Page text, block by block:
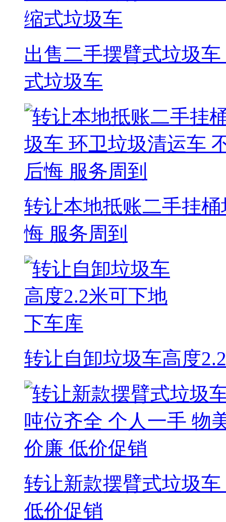
出售二手摆臂式垃圾
式垃圾车
转让本地抵账二手挂
悔 服务周到
转让自卸垃圾车高度
转让新款摆臂式垃圾
低价促销